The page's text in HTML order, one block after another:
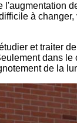
à
et traiter
dans le
de la